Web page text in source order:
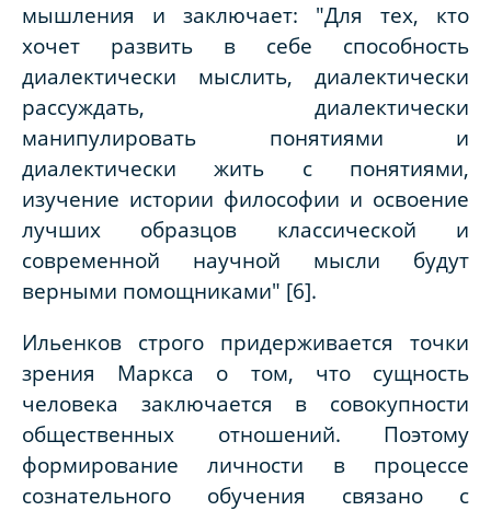
мышления и заключает: "Для тех, кто
хочет развить в себе способность
диалектически мыслить, диалектически
рассуждать, диалектически
манипулировать понятиями и
диалектически жить с понятиями,
изучение истории философии и освоение
лучших образцов классической и
современной научной мысли будут
верными помощниками" [6].
Ильенков строго придерживается точки
зрения Маркса о том, что сущность
человека заключается в совокупности
общественных отношений. Поэтому
формирование личности в процессе
сознательного обучения связано с